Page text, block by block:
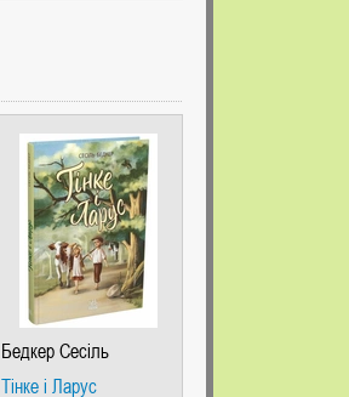
Бедкер Сесіль
Тінке і Ларус